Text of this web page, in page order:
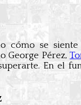
cómo se
George Pérez,
En el